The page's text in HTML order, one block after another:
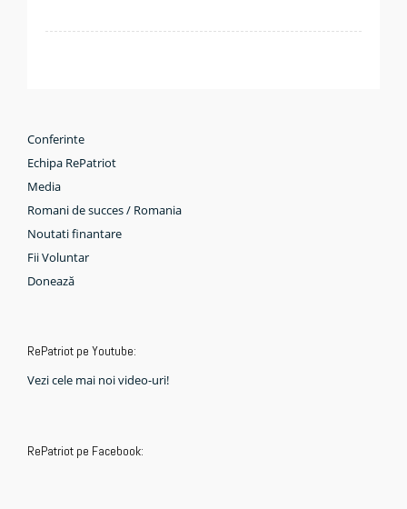
Conferinte
Echipa RePatriot
Media
Romani de succes / Romania
Noutati finantare
Fii Voluntar
Donează
RePatriot pe Youtube:
Vezi cele mai noi video-uri!
RePatriot pe Facebook: